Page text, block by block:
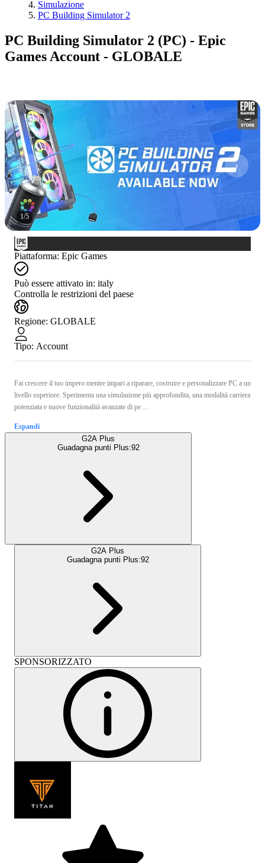
Simulazione
PC Building Simulator 2
PC Building Simulator 2 (PC) - Epic
Games Account - GLOBALE
1/5
Piattaforma: Epic Games
Può essere attivato in: italy
Controlla le restrizioni del paese
Regione: GLOBALE
Tipo: Account
Fai crescere il tuo impero mentre impari a riparare, costruire e personalizzare PC a un
livello superiore. Sperimenta una simulazione più approfondita, una modalità carriera
potenziata e nuove funzionalità avanzate di pe ...
Espandi
G2A Plus
Guadagna punti Plus:92
G2A Plus
Guadagna punti Plus:92
SPONSORIZZATO